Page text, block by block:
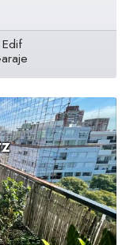
Edif